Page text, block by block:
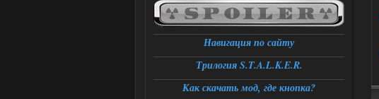
Навигация по сайту
Трилогия S.T.A.L.K.E.R.
Как скачать мод, где кнопка?